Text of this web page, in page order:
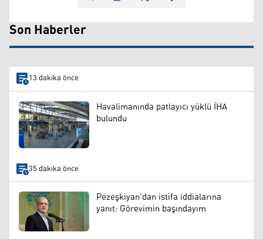
Son Haberler
13 dakika önce
Havalimanında patlayıcı yüklü İHA
bulundu
35 dakika önce
Pezeşkiyan'dan istifa iddialarına
yanıt: Görevimin başındayım